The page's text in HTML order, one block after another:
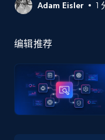
Adam Eisler 1
编辑推荐